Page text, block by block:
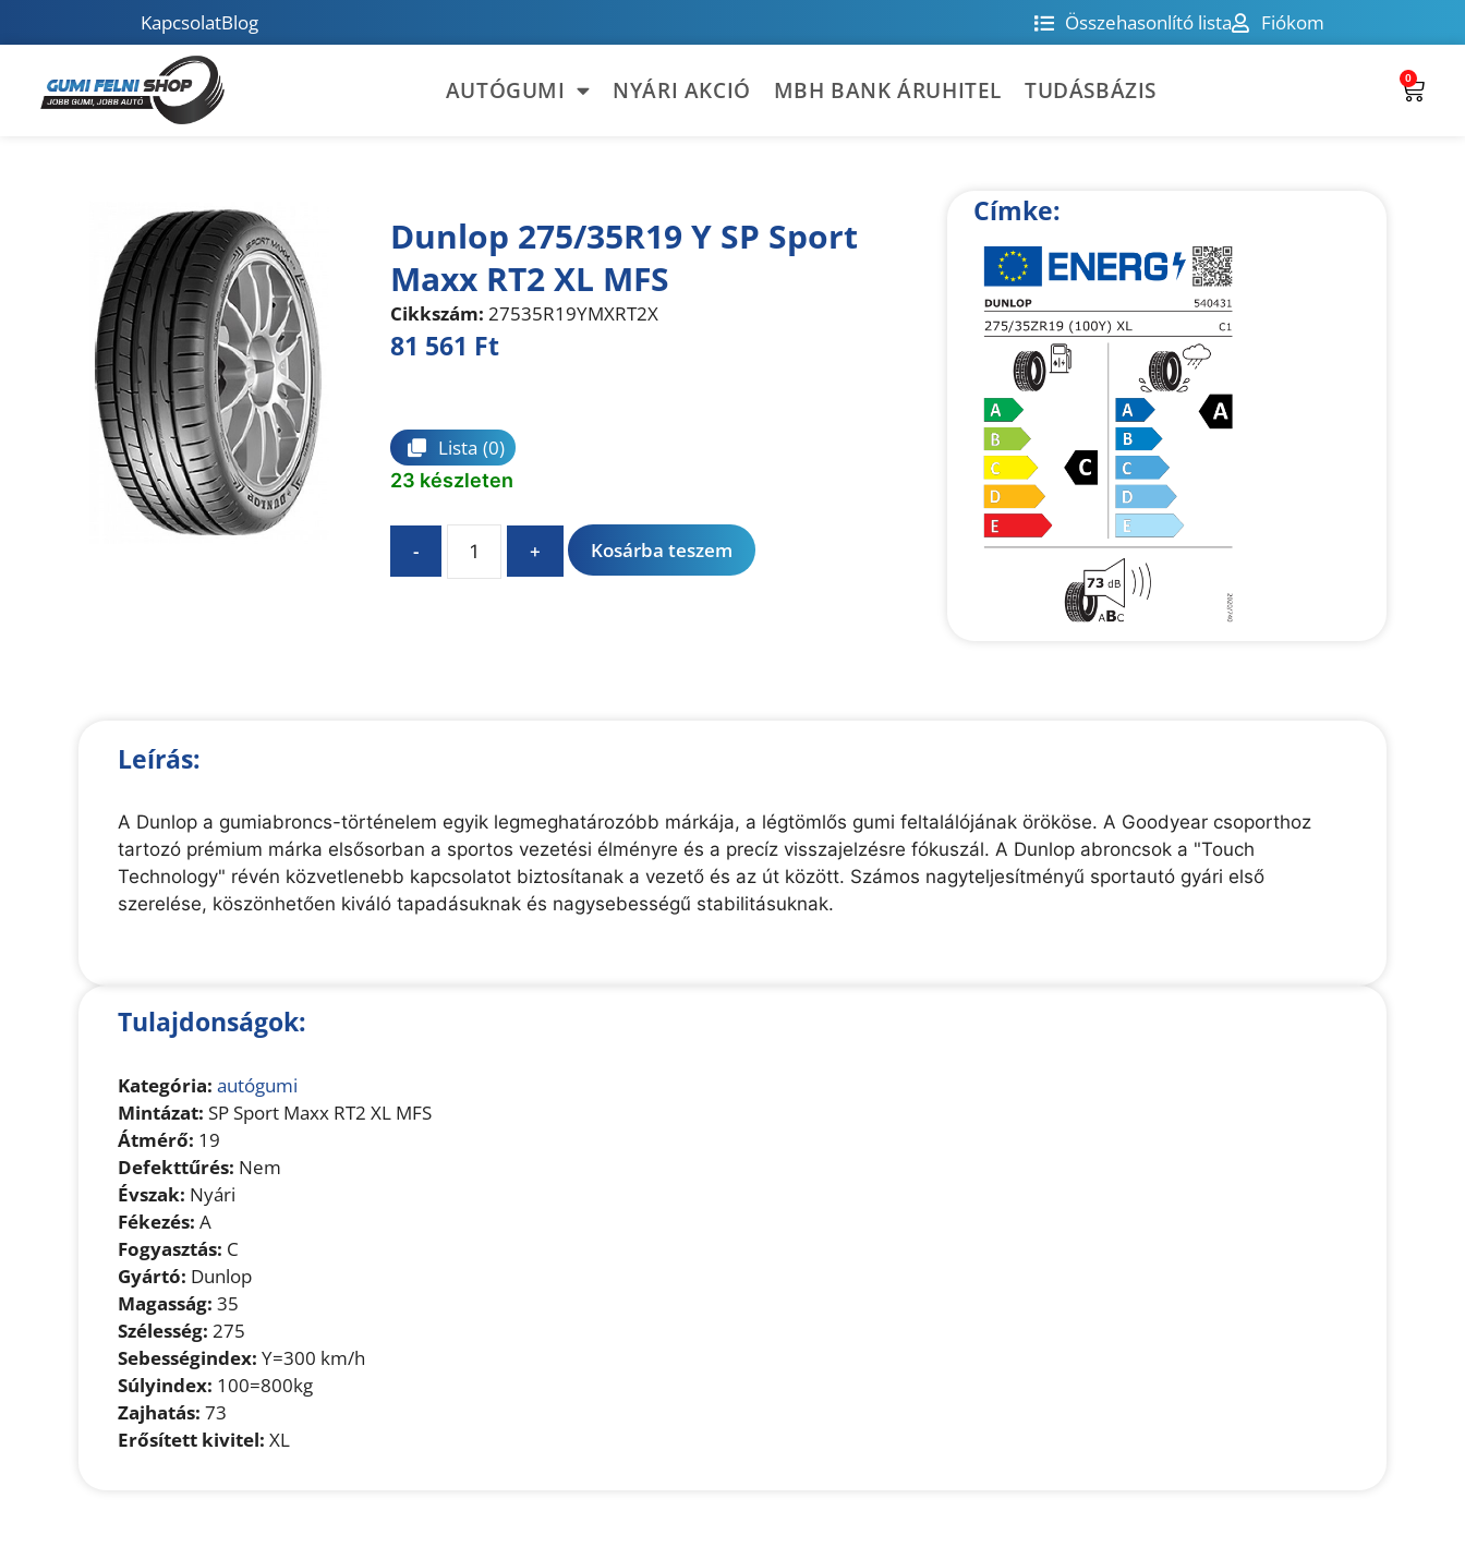
KapcsolatBlog Összehasonlító lista Fiókom
AUTÓGUMI NYÁRI AKCIÓ MBH BANK ÁRUHITEL TUDÁSBÁZIS 0
Dunlop 275/35R19 Y SP Sport
Maxx RT2 XL MFS
Cikkszám: 27535R19YMXRT2X
81 561 Ft
Lista (0)
23 készleten
- + Kosárba teszem
e
Címke:
Leírás:
A Dunlop a gumiabroncs-történelem egyik legmeghatározóbb márkája, a légtömlős gumi feltalálójának örököse. A Goodyear csoporthoz
tartozó prémium márka elsősorban a sportos vezetési élményre és a precíz visszajelzésre fókuszál. A Dunlop abroncsok a "Touch
Technology" révén közvetlenebb kapcsolatot biztosítanak a vezető és az út között. Számos nagyteljesítményű sportautó gyári első
szerelése, köszönhetően kiváló tapadásuknak és nagysebességű stabilitásuknak.
Tulajdonságok:
Kategória: autógumi
Mintázat: SP Sport Maxx RT2 XL MFS
Átmérő: 19
Defekttűrés: Nem
Évszak: Nyári
Fékezés: A
Fogyasztás: C
Gyártó: Dunlop
Magasság: 35
Szélesség: 275
Sebességindex: Y=300 km/h
Súlyindex: 100=800kg
Zajhatás: 73
Erősített kivitel: XL